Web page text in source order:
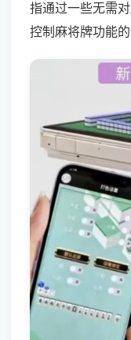
指通过一些无需
控制麻将牌功能的